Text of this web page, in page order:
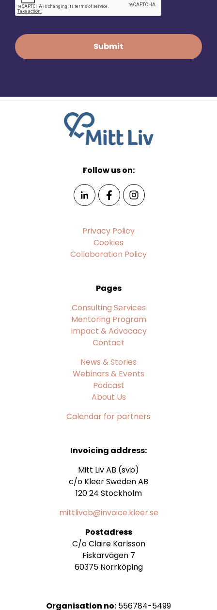
Follow us on:
Privacy Policy
Cookies
Collaboration Policy
Pages
Consulting Services
Mentoring Program
Impact & Advocacy
Contact
News & Stories
Webinars & Events
Podcast
About Us
Calendar for partners
Invoicing address:
Mitt Liv AB (svb)
c/o Kleer Sweden AB
120 24 Stockholm
mittlivab@invoice.kleer.se
Postadress
C/o Claire Karlsson
Fiskarvägen 7
60375 Norrköping
Organisation no: 556784-5499